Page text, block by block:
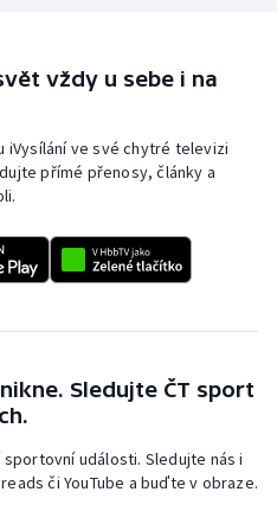
vždy u sebe i na
iVysílání ve své chytré televizi
přímé přenosy, články a
Sledujte ČT sport
události. Sledujte nás i
či YouTube a buďte v obraze.